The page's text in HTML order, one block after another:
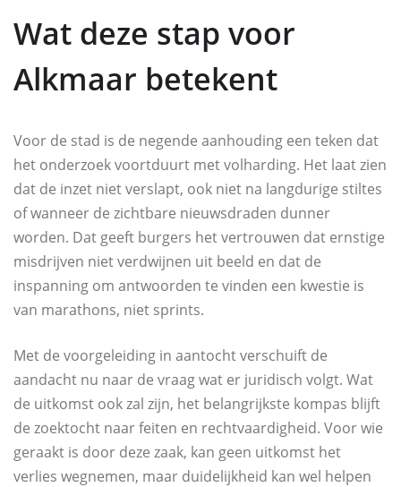
Wat deze stap voor
Alkmaar betekent
Voor de stad is de negende aanhouding een teken dat
het onderzoek voortduurt met volharding. Het laat zien
dat de inzet niet verslapt, ook niet na langdurige stiltes
of wanneer de zichtbare nieuwsdraden dunner
worden. Dat geeft burgers het vertrouwen dat ernstige
misdrijven niet verdwijnen uit beeld en dat de
inspanning om antwoorden te vinden een kwestie is
van marathons, niet sprints.
Met de voorgeleiding in aantocht verschuift de
aandacht nu naar de vraag wat er juridisch volgt. Wat
de uitkomst ook zal zijn, het belangrijkste kompas blijft
de zoektocht naar feiten en rechtvaardigheid. Voor wie
geraakt is door deze zaak, kan geen uitkomst het
verlies wegnemen, maar duidelijkheid kan wel helpen